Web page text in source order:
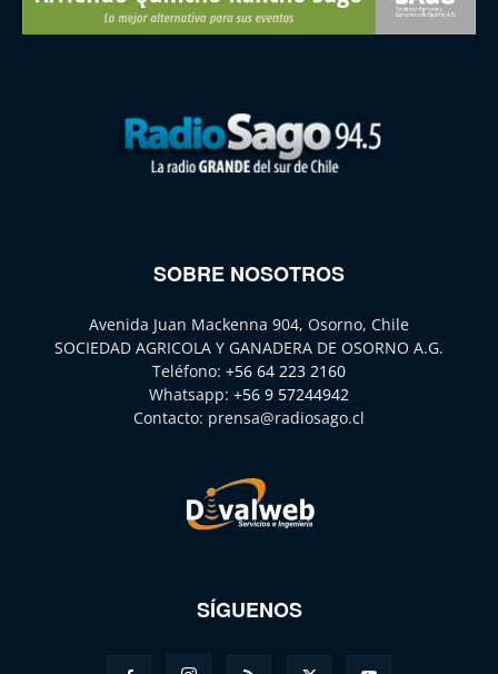
SOBRE NOSOTROS
Avenida Juan Mackenna 904, Osorno, Chile
SOCIEDAD AGRICOLA Y GANADERA DE OSORNO A.G.
Teléfono: +56 64 223 2160
Whatsapp: +56 9 57244942
Contacto: prensa@radiosago.cl
SÍGUENOS